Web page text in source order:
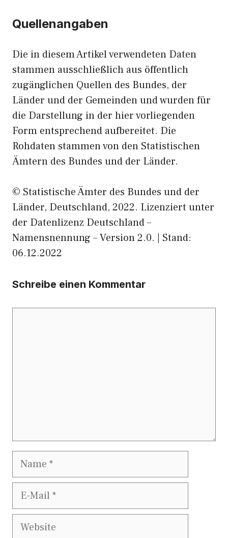
Quellenangaben
Die in diesem Artikel verwendeten Daten
stammen ausschließlich aus öffentlich
zugänglichen Quellen des Bundes, der
Länder und der Gemeinden und wurden für
die Darstellung in der hier vorliegenden
Form entsprechend aufbereitet. Die
Rohdaten stammen von den Statistischen
Ämtern des Bundes und der Länder.
© Statistische Ämter des Bundes und der
Länder, Deutschland, 2022. Lizenziert unter
der Datenlizenz Deutschland –
Namensnennung – Version 2.0. | Stand:
06.12.2022
Schreibe einen Kommentar
Name
E-
Website